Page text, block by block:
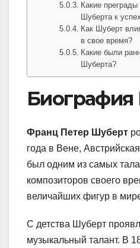
Какие
Шуберта к
Как Шуберт
в свое время?
Какие были
Шуберта?
Франц Петер Шуберт
года в Вене,
был одним из самых
композиторов своего
величайших фигур в
С детства Шуберт
музыкальный талант. В